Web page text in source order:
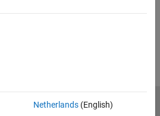
Netherlands(English)
Marcas comerciales